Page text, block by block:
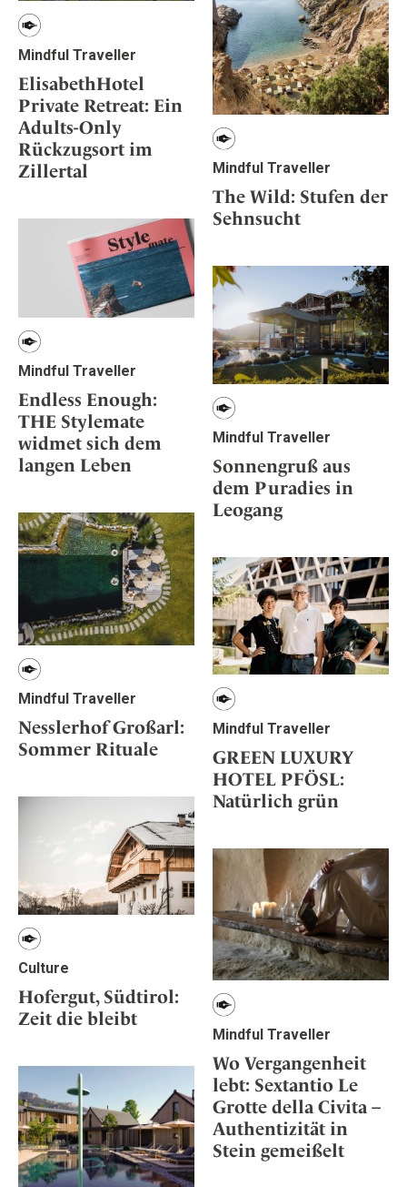
Mindful Traveller
ElisabethHotel
Private Retreat: Ein
Adults-Only
Rückzugsort im
Zillertal
Mindful Traveller
The Wild: Stufen der
Sehnsucht
Mindful Traveller
Endless Enough:
THE Stylemate
widmet sich dem
langen Leben
Mindful Traveller
Sonnengruß aus
dem Puradies in
Leogang
Mindful Traveller
Nesslerhof Großarl:
Sommer Rituale
Mindful Traveller
GREEN LUXURY
HOTEL PFÖSL:
Natürlich grün
Culture
Hofergut, Südtirol:
Zeit die bleibt
Mindful Traveller
Wo Vergangenheit
lebt: Sextantio Le
Grotte della Civita –
Authentizität in
Stein gemeißelt